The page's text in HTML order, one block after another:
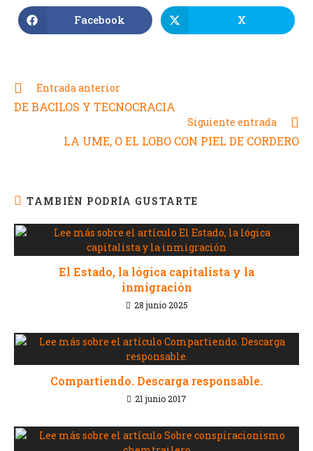
Facebook X
Entrada anterior
DE BACILOS Y TECNOCRACIA
Siguiente entrada
LA UME, O EL LOBO CON PIEL DE CORDERO
TAMBIÉN PODRÍA GUSTARTE
El Estado, la lógica capitalista y la
inmigración
28 junio 2025
Compartiendo. Descarga responsable.
21 junio 2017